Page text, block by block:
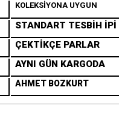
KOLEKSİYONA UYGUN
STANDART TESBİH İPİ
ÇEKTİKÇE PARLAR
AYNI GÜN KARGODA
AHMET BOZKURT